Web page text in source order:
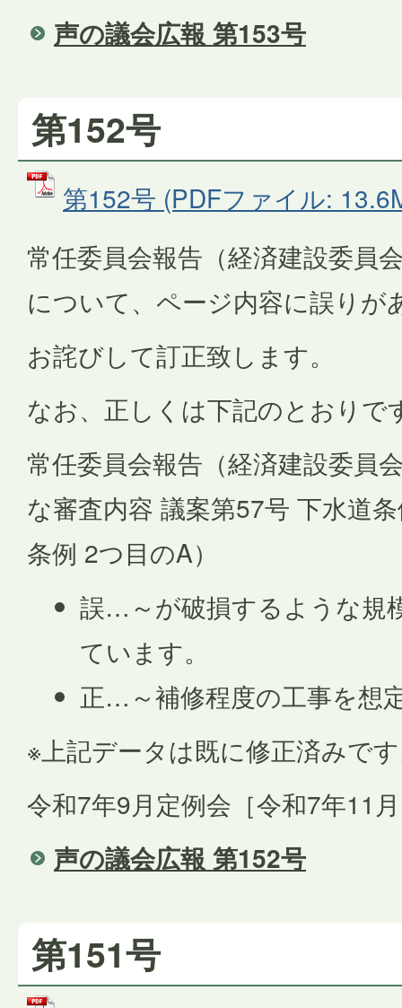
声の議会広報 第153号
第152号
第152号 (PDFファイル:
常任委員会報告（経済建設委員
について、ページ内容に誤りが
お詫びして訂正致します。
なお、正しくは下記のとおりで
常任委員会報告（経済建設委員
な審査内容 議案第57号 下水道
条例 2つ目のA）
誤…～が破損するような規
ています。
正…～補修程度の工事を想
※上記データは既に修正済みで
令和7年9月定例会［令和7年11
声の議会広報 第152号
第151号